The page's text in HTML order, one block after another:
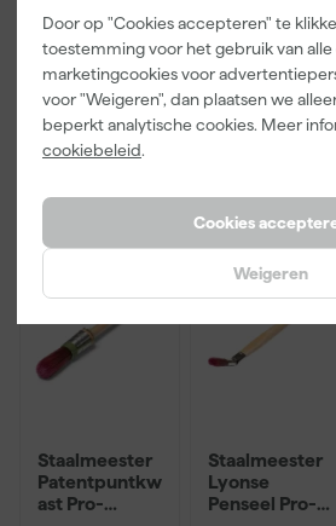
Door op "Cookies accepteren" te
toestemming voor het gebruik van alle
marketingcookies voor
voor "Weigeren", dan plaatsen we
beperkt analytische cookies. Meer
cookiebeleid.
Cookies
Weigeren
Je koopt deze sneldrogende
gemakkelijk bij Verfwebwinkel. Deze verf
gemengd en kan niet geretourneerd
de kleur neem dan contact op met de
zakelijk bestellen lees dan verder over
bezorgd
6,00
3,99
incl. BTW
0,5L + 5
Inzetbakken
bezorgd
3,99
Staalmeester
Patentpuntkw
ast Pro-
Staalmeester
Lyonse
Penseel Pro-